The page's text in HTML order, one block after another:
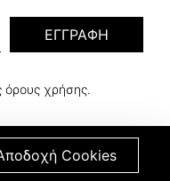
Cookies
ΕΓΓΡΑΦΗ
όρους χρήσης.